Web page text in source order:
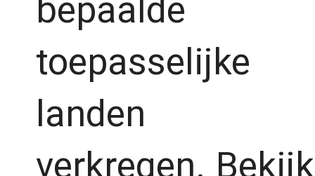
bepaalde
toepasselijke
landen
verkregen. Bekijk